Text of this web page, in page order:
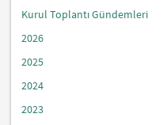
Kurul Toplantı Gündemleri
2026
2025
2024
2023